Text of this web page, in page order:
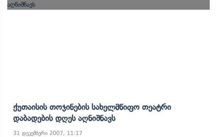
Ქუთაისის Თოჯინების Სახელმწიფო Თეატრი
Დაბადების Დღეს Აღნიშნავს
31 დეკემბერი 2007, 11:17